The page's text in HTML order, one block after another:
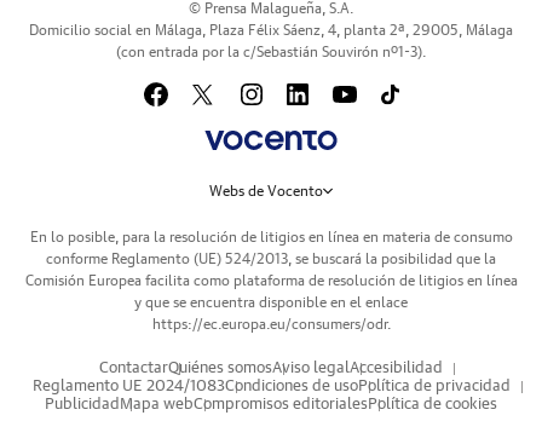
© Prensa Malagueña, S.A.
Domicilio social en Málaga, Plaza Félix Sáenz, 4, planta 2ª, 29005, Málaga
(con entrada por la c/Sebastián Souvirón nº1-3).
Webs de Vocento
En lo posible, para la resolución de litigios en línea en materia de consumo
conforme Reglamento (UE) 524/2013, se buscará la posibilidad que la
Comisión Europea facilita como plataforma de resolución de litigios en línea
y que se encuentra disponible en el enlace
https://ec.europa.eu/consumers/odr.
ContactarQuiénes somosAviso legalAccesibilidad
Reglamento UE 2024/1083Condiciones de usoPolítica de privacidad
Publicidad Mapa webCompromisos editorialesPolítica de cookies